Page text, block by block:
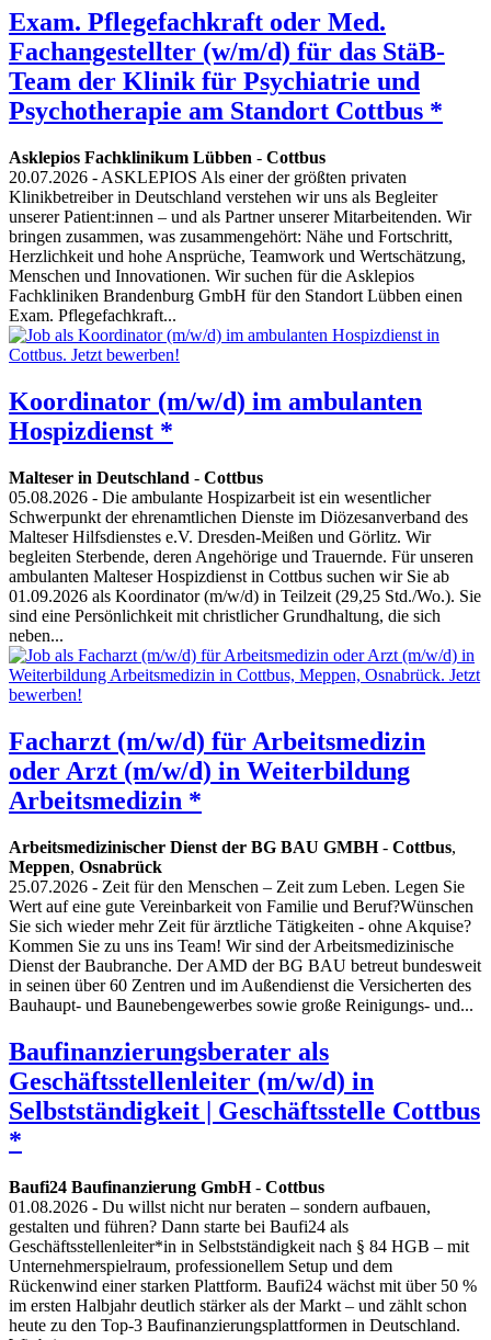
Exam. Pflegefachkraft oder Med.
Fachangestellter (w/m/d) für das StäB-
Team der Klinik für Psychiatrie und
Psychotherapie am Standort Cottbus *
Asklepios Fachklinikum Lübben - Cottbus
20.07.2026 - ASKLEPIOS Als einer der größten privaten
Klinikbetreiber in Deutschland verstehen wir uns als Begleiter
unserer Patient:innen – und als Partner unserer Mitarbeitenden. Wir
bringen zusammen, was zusammengehört: Nähe und Fortschritt,
Herzlichkeit und hohe Ansprüche, Teamwork und Wertschätzung,
Menschen und Innovationen. Wir suchen für die Asklepios
Fachkliniken Brandenburg GmbH für den Standort Lübben einen
Exam. Pflegefachkraft...
Koordinator (m/w/d) im ambulanten
Hospizdienst *
Malteser in Deutschland - Cottbus
05.08.2026 - Die ambulante Hospizarbeit ist ein wesentlicher
Schwerpunkt der ehrenamtlichen Dienste im Diözesanverband des
Malteser Hilfsdienstes e.V. Dresden-Meißen und Görlitz. Wir
begleiten Sterbende, deren Angehörige und Trauernde. Für unseren
ambulanten Malteser Hospizdienst in Cottbus suchen wir Sie ab
01.09.2026 als Koordinator (m/w/d) in Teilzeit (29,25 Std./Wo.). Sie
sind eine Persönlichkeit mit christlicher Grundhaltung, die sich
neben...
Facharzt (m/w/d) für Arbeitsmedizin
oder Arzt (m/w/d) in Weiterbildung
Arbeitsmedizin *
Arbeitsmedizinischer Dienst der BG BAU GMBH- Cottbus,
Meppen, Osnabrück
25.07.2026 - Zeit für den Menschen – Zeit zum Leben. Legen Sie
Wert auf eine gute Vereinbarkeit von Familie und Beruf?Wünschen
Sie sich wieder mehr Zeit für ärztliche Tätigkeiten - ohne Akquise?
Kommen Sie zu uns ins Team! Wir sind der Arbeitsmedizinische
Dienst der Baubranche. Der AMD der BG BAU betreut bundesweit
in seinen über 60 Zentren und im Außendienst die Versicherten des
Bauhaupt- und Baunebengewerbes sowie große Reinigungs- und...
Baufinanzierungsberater als
Geschäftsstellenleiter (m/w/d) in
Selbstständigkeit | Geschäftsstelle Cottbus
*
Baufi24 Baufinanzierung GmbH- Cottbus
01.08.2026 - Du willst nicht nur beraten – sondern aufbauen,
gestalten und führen? Dann starte bei Baufi24 als
Geschäftsstellenleiter*in in Selbstständigkeit nach § 84 HGB – mit
Unternehmerspielraum, professionellem Setup und dem
Rückenwind einer starken Plattform. Baufi24 wächst mit über 50 %
im ersten Halbjahr deutlich stärker als der Markt – und zählt schon
heute zu den Top-3 Baufinanzierungsplattformen in Deutschland.